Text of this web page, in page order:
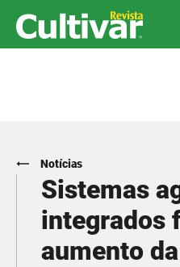
Notícias
Sistemas
integrados
aumento